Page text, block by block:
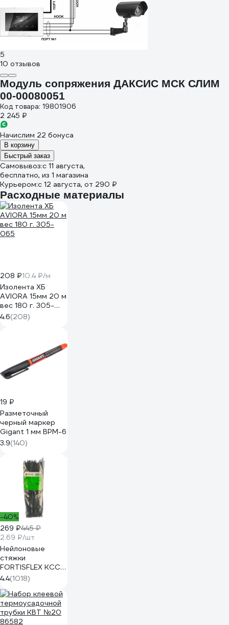
5
10 отзывов
Модуль сопряжения ДАКСИС МСК СЛИМ
00-00080051
Код товара: 19801906
2 245 ₽
Начислим 22 бонуса
В корзину
Быстрый заказ
Самовывоз:c 11 августа,
бесплатно, из 1 магазина
Курьером:c 12 августа, от 290 ₽
Расходные материалы
208 ₽10.4 ₽/м
Изолента ХБ
AVIORA 15мм 20 м
вес 180 г. 305-
065
4.6(208)
19 ₽
Разметочный
черный маркер
Gigant 1 мм BPM-6
3.9(140)
-40%
269 ₽445 ₽
2.69 ₽/шт
Нейлоновые
стяжки
FORTISFLEX КСС
5х300 черный
100 штук 49417
4.4(1018)